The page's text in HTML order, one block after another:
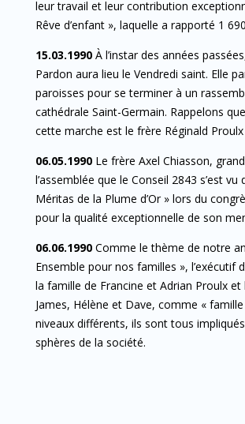
leur travail et leur contribution
Rêve d’enfant », laquelle a rapporté 1
15.03.1990 À l’instar des années
Pardon aura lieu le Vendredi saint. Elle
paroisses pour se terminer à un
cathédrale Saint-Germain. Rappelons
cette marche est le frère Réginald
06.05.1990 Le frère Axel Chiasson,
l’assemblée que le Conseil 2843 s’est vu
Méritas de la Plume d’Or » lors du
pour la qualité exceptionnelle de son
06.06.1990 Comme le thème de notre
Ensemble pour nos familles », l’exécutif
la famille de Francine et Adrian Proulx
James, Hélène et Dave, comme « famille
niveaux différents, ils sont tous
sphères de la société.